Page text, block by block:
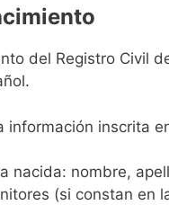
del Registro Civil
información inscrita
nacida: nombre,
(si constan en